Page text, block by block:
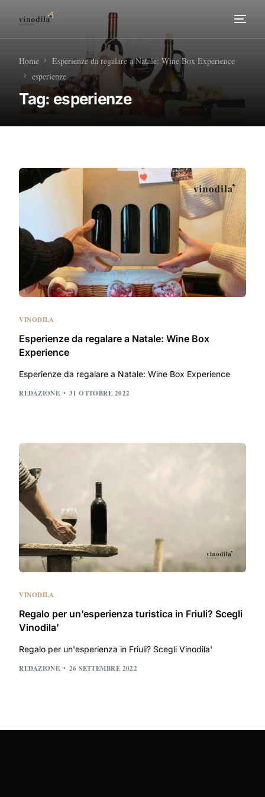
Home
Esperienze da regalare a Natale: Wine Box Experience
esperienze
Tag: esperienze
VINODILA
Esperienze da regalare a Natale: Wine Box
Experience
Esperienze da regalare a Natale: Wine Box Experience
REDAZIONE 31 OTTOBRE 2022
VINODILA
Regalo per un’esperienza turistica in Friuli? Scegli
Vinodila’
Regalo per un'esperienza in Friuli? Scegli Vinodila'
REDAZIONE 26 SETTEMBRE 2022
Home
Tour Enogastronomici